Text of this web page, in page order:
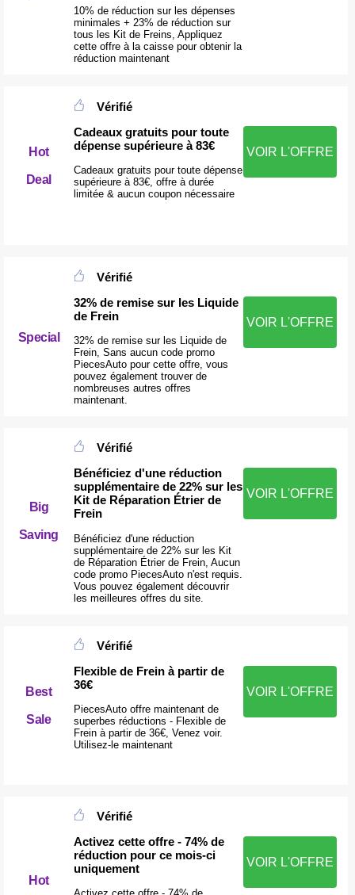
10% de réduction sur les dépenses
minimales + 23% de réduction sur
tous les Kit de Freins, Appliquez
cette offre à la caisse pour obtenir la
réduction maintenant
Hot
Deal
Vérifié
Cadeaux gratuits pour toute
dépense supérieure à 83€
Cadeaux gratuits pour toute dépense
supérieure à 83€, offre à durée
limitée & aucun coupon nécessaire
VOIR L'OFFRE
Special
Vérifié
32% de remise sur les Liquide
de Frein
32% de remise sur les Liquide de
Frein, Sans aucun code promo
PiecesAuto pour cette offre, vous
pouvez également trouver de
nombreuses autres offres
maintenant.
VOIR L'OFFRE
Big
Saving
Vérifié
Bénéficiez d'une réduction
supplémentaire de 22% sur les
Kit de Réparation Étrier de
Frein
Bénéficiez d'une réduction
supplémentaire de 22% sur les Kit
de Réparation Étrier de Frein, Aucun
code promo PiecesAuto n'est requis.
Vous pouvez également découvrir
les meilleures offres du site.
VOIR L'OFFRE
Best
Sale
Vérifié
Flexible de Frein à partir de
36€
PiecesAuto offre maintenant de
superbes réductions - Flexible de
Frein à partir de 36€, Venez voir.
Utilisez-le maintenant
VOIR L'OFFRE
Hot
Vérifié
Activez cette offre - 74% de
réduction pour ce mois-ci
uniquement
VOIR L'OFFRE